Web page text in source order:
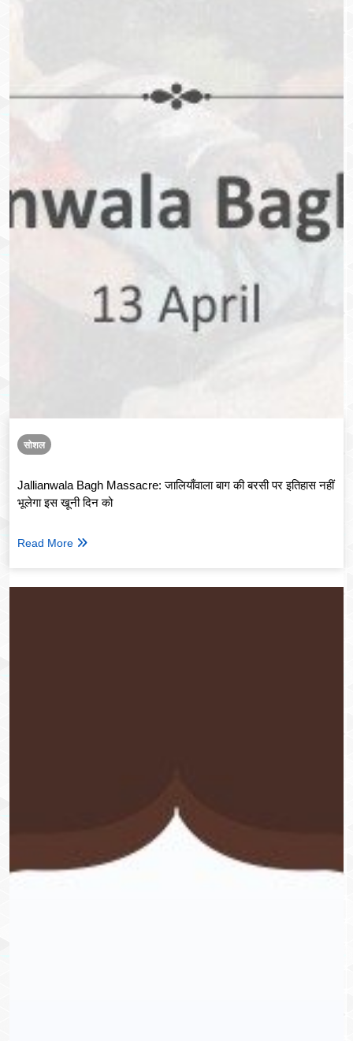
सोशल
Jallianwala Bagh Massacre: जालियाँवाला बाग की बरसी पर इतिहास नहीं
भूलेगा इस खूनी दिन को
Read More